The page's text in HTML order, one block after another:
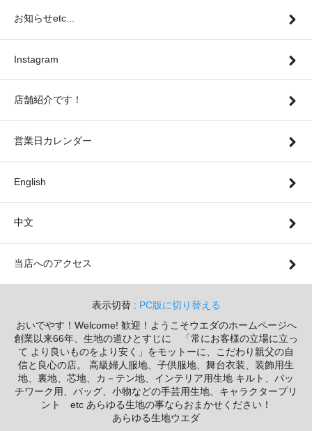
お知らせetc...
Instagram
店舗紹介です！
営業日カレンダー
English
中文
当店へのアクセス
表示切替 : PC版に切り替える
おいでやす！Welcome! 歓迎！ようこそウエダのホームページへ
創業以来66年、生地の道ひとすじに 「常にお客様の立場に立っ
て より良いものをより安く」をモットーに、こだわり親父の自
信と良心の店。 高級婦人服地、子供服地、舞台衣装、装飾用生
地、裏地、芯地、カ－テン地、インテリア用生地 キルト、パッ
チワーク用、バッグ、小物などの手芸用生地、キャラクタープリ
ント etc あらゆる生地の事ならおまかせください！
あらゆる生地ウエダ